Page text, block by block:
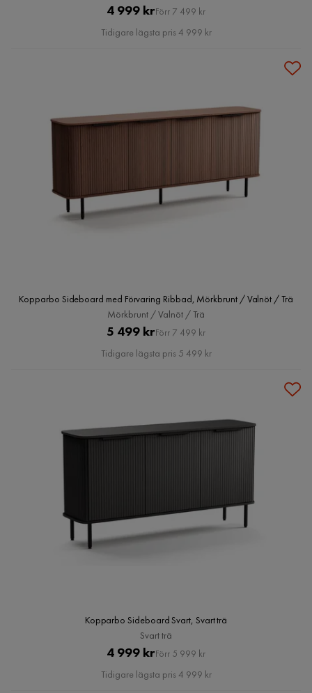
Pris
4 999 krOriginal
Pris
Förr 7 499 kr
Tidigare lägsta pris 4 999 kr
Kopparbo Sideboard med Förvaring Ribbad, Mörkbrunt / Valnöt / Trä
Mörkbrunt / Valnöt / Trä
Pris
5 499 krOriginal
Pris
Förr 7 499 kr
Tidigare lägsta pris 5 499 kr
Kopparbo Sideboard Svart, Svart trä
Svart trä
Pris
4 999 krOriginal
Pris
Förr 5 999 kr
Tidigare lägsta pris 4 999 kr